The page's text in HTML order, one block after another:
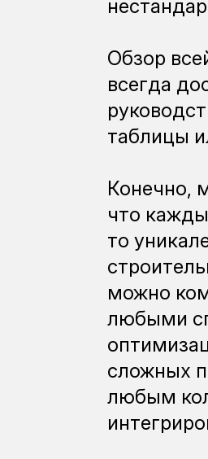
Обзор
всегда
таблицы
Конечно,
что
то
можно
любыми
сложных
любым